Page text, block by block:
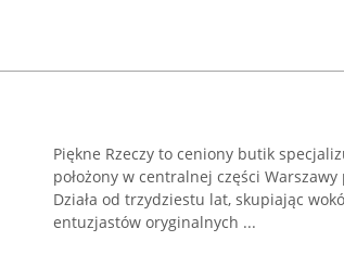
Piękne Rzeczy to ceniony butik
położony w centralnej części
Działa od trzydziestu lat, skupiając
entuzjastów oryginalnych ...